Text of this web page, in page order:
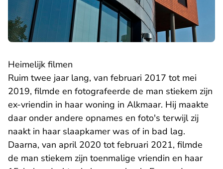
Heimelijk filmen
Ruim twee jaar lang, van februari 2017 tot mei
2019, filmde en fotografeerde de man stiekem zijn
ex-vriendin in haar woning in Alkmaar. Hij maakte
daar onder andere opnames en foto's terwijl zij
naakt in haar slaapkamer was of in bad lag.
Daarna, van april 2020 tot februari 2021, filmde
de man stiekem zijn toenmalige vriendin en haar